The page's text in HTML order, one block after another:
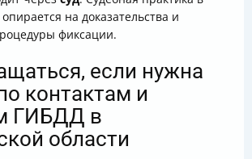
на доказательства и
фиксации.
если нужна
контактам и
ГИБДД в
области